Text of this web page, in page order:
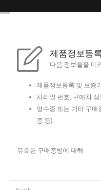
제품정보등
다음 정보들을 미
제품정보등록 및 보증
시리얼 번호, 구매처
영수증 또는 기타 구매
증 등)
유효한 구매증빙에 대해